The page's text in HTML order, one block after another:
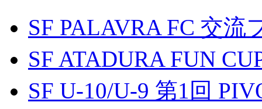
SF PALAVRA FC 交
SF ATADURA FUN
SF U-10/U-9 第1回